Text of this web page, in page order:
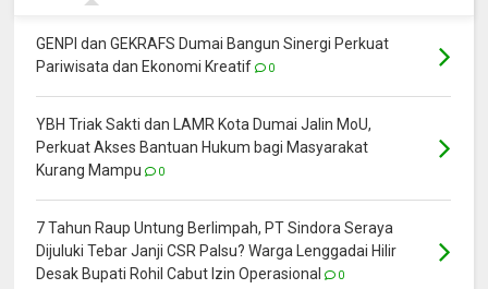
GENPI dan GEKRAFS Dumai Bangun Sinergi Perkuat
Pariwisata dan Ekonomi Kreatif
0
YBH Triak Sakti dan LAMR Kota Dumai Jalin MoU,
Perkuat Akses Bantuan Hukum bagi Masyarakat
Kurang Mampu
0
7 Tahun Raup Untung Berlimpah, PT Sindora Seraya
Dijuluki Tebar Janji CSR Palsu? Warga Lenggadai Hilir
Desak Bupati Rohil Cabut Izin Operasional
0